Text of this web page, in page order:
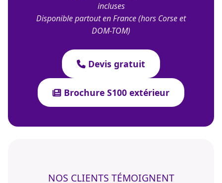
incluses
Disponible partout en France (hors Corse et
DOM-TOM)
Devis gratuit
Brochure S100 extérieur
NOS CLIENTS TÉMOIGNENT